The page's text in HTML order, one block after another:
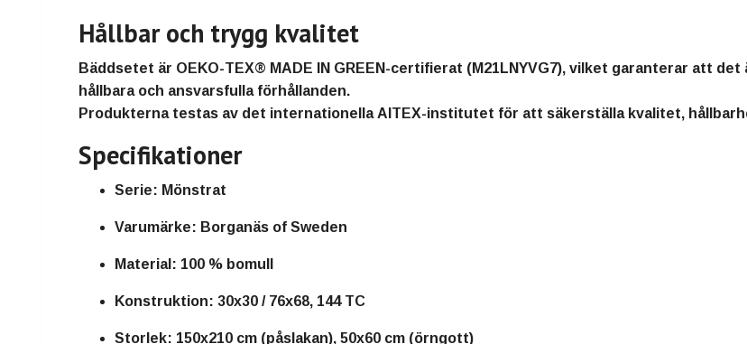
Hållbar och trygg kvalitet
Bäddsetet är OEKO-TEX® MADE IN GREEN-certifierat (M21LNYVG7), vilket garanterar att det
hållbara och ansvarsfulla förhållanden.
Produkterna testas av det internationella AITEX-institutet för att säkerställa kvalitet,
Specifikationer
Serie: Mönstrat
Varumärke: Borganäs of Sweden
Material: 100 % bomull
Konstruktion: 30x30 / 76x68, 144 TC
Storlek: 150x210 cm (påslakan), 50x60 cm (örngott)